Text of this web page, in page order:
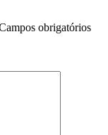
obrigatórios